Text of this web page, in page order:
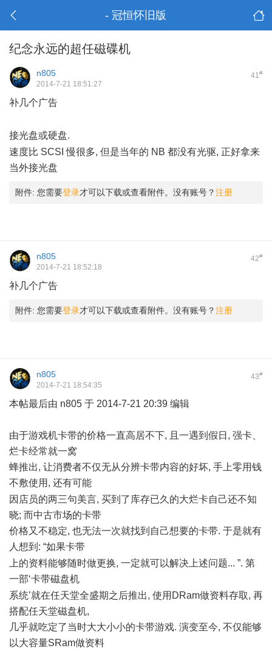
- 冠恒怀旧版
纪念永远的超任磁碟机
41#
n805
2014-7-21 18:51:27
补几个广告
接光盘或硬盘.
速度比 SCSI 慢很多, 但是当年的 NB 都没有光驱, 正好拿来
当外接光盘
附件: 您需要登录才可以下载或查看附件。没有账号？注册
42#
n805
2014-7-21 18:52:18
补几个广告
附件: 您需要登录才可以下载或查看附件。没有账号？注册
43#
n805
2014-7-21 18:54:35
本帖最后由 n805 于 2014-7-21 20:39 编辑
由于游戏机卡带的价格一直高居不下, 且一遇到假日, 强卡、
烂卡经常就一窝
蜂推出, 让消费者不仅无从分辨卡带内容的好坏, 手上零用钱
不敷使用, 还有可能
因店员的两三句美言, 买到了库存已久的大烂卡自己还不知
晓; 而中古市场的卡带
价格又不稳定, 也无法一次就找到自己想要的卡带. 于是就有
人想到: “如果卡带
上的资料能够随时做更换, 一定就可以解决上述问题... ”. 第
一部‘卡带磁盘机
系统’就在任天堂全盛期之后推出, 使用DRam做资料存取, 再
搭配任天堂磁盘机,
几乎就吃定了当时大大小小的卡带游戏. 演变至今, 不仅能够
以大容量SRam做资料